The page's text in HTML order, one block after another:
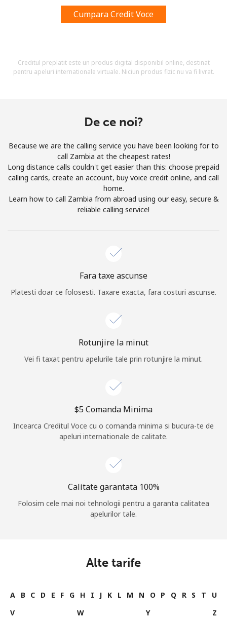
Un simbol/litera speciala
Prin deschiderea unui cont pe acest site, sunt de acord cu
Inregistreaza-te
CREEAZA CONT NOU →
Log in
sau
Continua cu
Cumpara Credit Voce
Creditul preplatit este un produs digital disponibil online, destinat
pentru apeluri internationale virtuale. Niciun produs fizic nu va fi livrat.
De ce noi?
Because we are the calling service you have been looking for to
call Zambia at the cheapest rates!
Long distance calls couldn't get easier than this: choose prepaid
calling cards, create an account, buy voice credit online, and call
home.
Learn how to call Zambia from abroad using our easy, secure &
reliable calling service!
Fara taxe ascunse
Platesti doar ce folosesti. Taxare exacta, fara costuri ascunse.
Rotunjire la minut
Vei fi taxat pentru apelurile tale prin rotunjire la minut.
⁦$5⁩ Comanda Minima
Incearca Creditul Voce cu o comanda minima si bucura-te de
apeluri internationale de calitate.
Calitate garantata 100%
Folosim cele mai noi tehnologii pentru a garanta calitatea
apelurilor tale.
Alte tarife
A B C D E F G H I J K L M N O P Q R S T
U
V
W Y Z